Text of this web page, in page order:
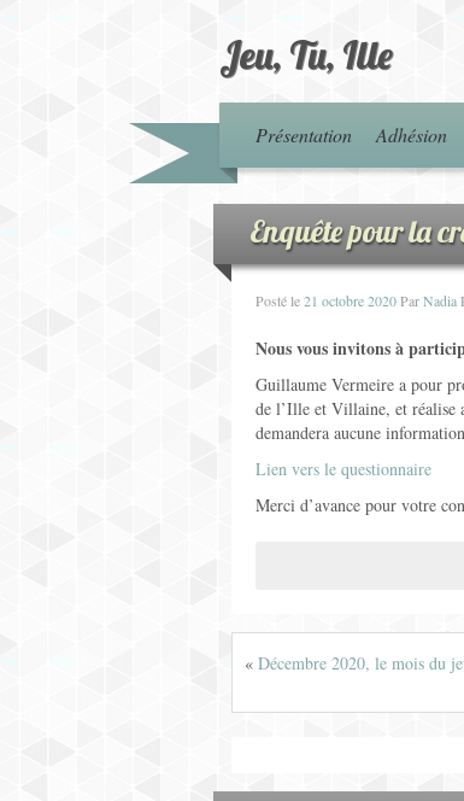
Jeu, Tu, Ille
Présentation Adhésion
Enquête pour la
Posté le21 octobre 2020ParNadia
Nous vous invitons à
Guillaume Vermeire a pour
de l’Ille et Villaine, et réalise
demandera aucune
Lien vers le questionnaire
Merci d’avance pour votre
« Décembre 2020, le mois du